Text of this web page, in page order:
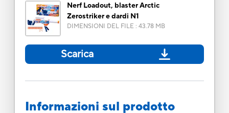
Nerf Loadout, blaster Arctic
Zerostriker e dardi N1
DIMENSIONI DEL FILE : 43.78 MB
Scarica
Informazioni sul prodotto